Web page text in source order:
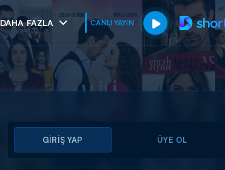
DAHA FAZLA CANLI YAYIN
GİRİŞ YAP ÜYE OL